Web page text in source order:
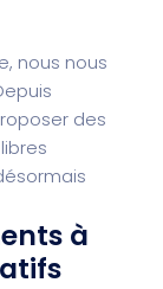
nous nous
des
à